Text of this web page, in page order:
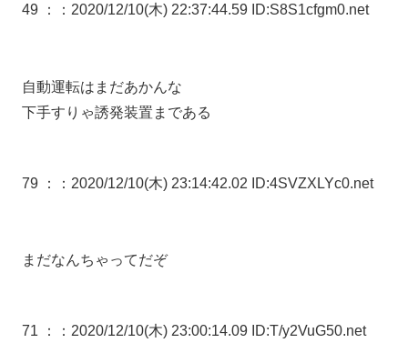
49 ： ：2020/12/10(木) 22:37:44.59 ID:S8S1cfgm0.net
自動運転はまだあかんな
下手すりゃ誘発装置まである
79 ： ：2020/12/10(木) 23:14:42.02 ID:4SVZXLYc0.net
まだなんちゃってだぞ
71 ： ：2020/12/10(木) 23:00:14.09 ID:T/y2VuG50.net